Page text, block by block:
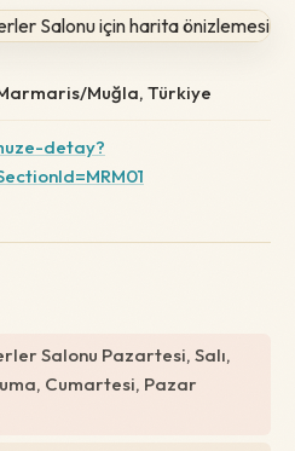
Muğla, Türkiye
detay?
Salonu Pazartesi, Salı,
Cumartesi, Pazar